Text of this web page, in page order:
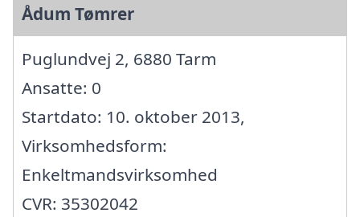
Ådum Tømrer
Puglundvej 2, 6880 Tarm
Ansatte: 0
Startdato: 10. oktober 2013,
Virksomhedsform:
Enkeltmandsvirksomhed
CVR: 35302042